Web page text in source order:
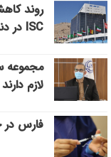
ISC در دنیا و ایران
مجموعه
لازم دارند
فارس در